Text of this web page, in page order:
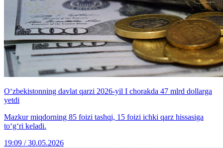
O‘zbekistonning davlat qarzi 2026-yil I chorakda 47 mlrd dollarga
yetdi
Mazkur miqdorning 85 foizi tashqi, 15 foizi ichki qarz hissasiga
to‘g‘ri keladi.
19:09 / 30.05.2026